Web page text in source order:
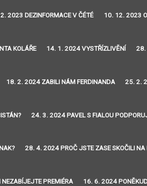
2023 DEZINFORMACE V ČÉTÉ 10. 12. 2023
KOLÁŘE 14. 1. 2024 VYSTŘÍZLIVĚNÍ 28.
18. 2. 2024 ZABILI NÁM FERDINANDA 25. 2.
24. 3. 2024 PAVEL S FIALOU
28. 4. 2024 PROČ JSTE ZASE SKOČILI NA
PREMIÉRA 16. 6. 2024